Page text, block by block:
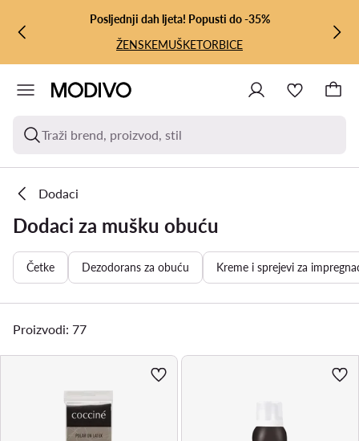
PRIJEĐI NA GLAVNI SADRŽAJ
PRIJEĐI NA PRETRAŽIVANJE
Posljednji dah ljeta! Popusti do -35%
ŽENSKEMUŠKETORBICE
Traži brend, proizvod, stil
Dodaci
Dodaci za mušku obuću
Četke Dezodorans za obuću Kreme i sprejevi za
Proizvodi: 77